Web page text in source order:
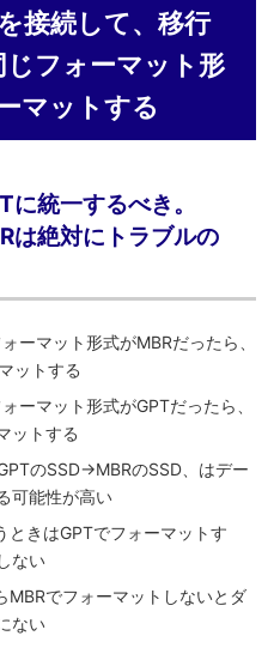
接続して、移行
フォーマット形
マットする
統一するべき。
絶対にトラブルの
ーマット形式がMBRだったら、
ットする
ーマット形式がGPTだったら、
ットする
のSSD→MBRのSSD、はデー
可能性が高い
ときはGPTでフォーマットす
ない
MBRでフォーマットしないとダ
ない